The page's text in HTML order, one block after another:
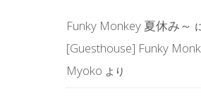
Funky Monkey 夏休み～
[Guesthouse] Funky
Myoko より